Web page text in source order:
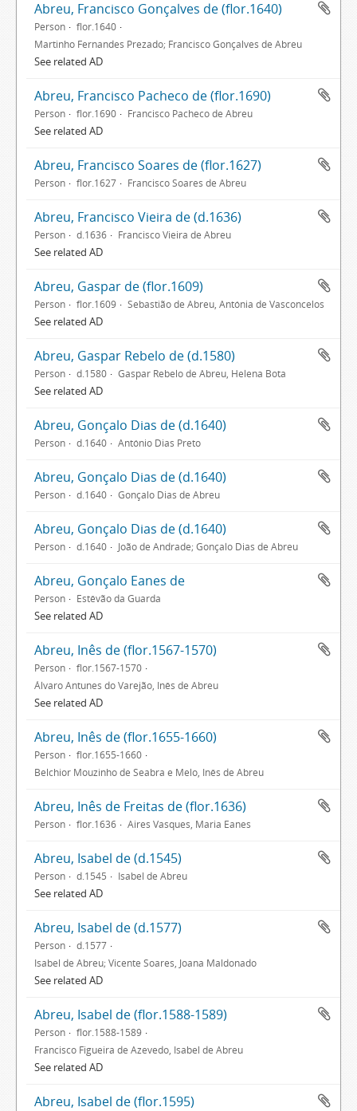
Abreu, Francisco Gonçalves de (flor.1640)
Person
flor.1640
Martinho Fernandes Prezado; Francisco Gonçalves de Abreu
See related AD
Abreu, Francisco Pacheco de (flor.1690)
Person flor.1690 Francisco Pacheco de Abreu
See related AD
Abreu, Francisco Soares de (flor.1627)
Person flor.1627 Francisco Soares de Abreu
Abreu, Francisco Vieira de (d.1636)
Person d.1636 Francisco Vieira de Abreu
See related AD
Abreu, Gaspar de (flor.1609)
Person flor.1609 Sebastião de Abreu, Antónia de Vasconcelos
See related AD
Abreu, Gaspar Rebelo de (d.1580)
Person d.1580 Gaspar Rebelo de Abreu, Helena Bota
See related AD
Abreu, Gonçalo Dias de (d.1640)
Person d.1640 António Dias Preto
Abreu, Gonçalo Dias de (d.1640)
Person d.1640 Gonçalo Dias de Abreu
Abreu, Gonçalo Dias de (d.1640)
Person d.1640 João de Andrade; Gonçalo Dias de Abreu
Abreu, Gonçalo Eanes de
Person Estêvão da Guarda
See related AD
Abreu, Inês de (flor.1567-1570)
Person
flor.1567-1570
Álvaro Antunes do Varejão, Inês de Abreu
See related AD
Abreu, Inês de (flor.1655-1660)
Person
flor.1655-1660
Belchior Mouzinho de Seabra e Melo, Inês de Abreu
Abreu, Inês de Freitas de (flor.1636)
Person flor.1636 Aires Vasques, Maria Eanes
Abreu, Isabel de (d.1545)
Person d.1545 Isabel de Abreu
See related AD
Abreu, Isabel de (d.1577)
Person
d.1577
Isabel de Abreu; Vicente Soares, Joana Maldonado
See related AD
Abreu, Isabel de (flor.1588-1589)
Person
flor.1588-1589
Francisco Figueira de Azevedo, Isabel de Abreu
See related AD
Abreu, Isabel de (flor.1595)